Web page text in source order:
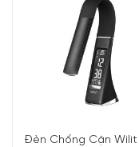
Đèn Chống Cận Wilit